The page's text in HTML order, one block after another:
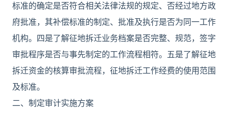
标准的确定是否符合相关法律法规的规定、否经过地方政
府批准，其补偿标准的制定、批准及执行是否为同一工作
机构。四是了解征地拆迁业务档案是否完整、规范，签字
审批程序是否与事先制定的工作流程相符。五是了解征地
拆迁资金的核算审批流程，征地拆迁工作经费的使用范围
及标准。
二、制定审计实施方案